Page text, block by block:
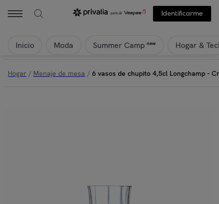
Identificarme
Inicio Moda Summer Camp new Hogar &
Hogar / Menaje de mesa / 6 vasos de chupito 4,5cl Longchamp -